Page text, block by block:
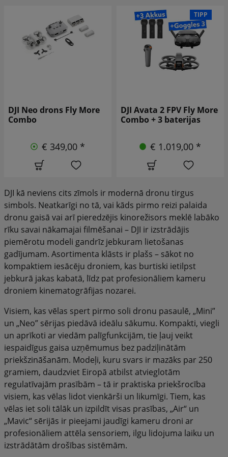
DJI Avata 2 FPV Fly More
Combo + 3 baterijas
€ 1.019,00 *
DJI Neo 2 drons
DJI kā neviens cits zīmols ir modernā dronu tirgus
simbols. Neatkarīgi no tā, vai kāds pirmo reizi palaida
dronu gaisā vai arī pieredzējis kinorežisors meklē labāko
rīku savai nākamajai filmēšanai – DJI ir izstrādājis
piemērotu modeli gandrīz jebkuram lietošanas
gadījumam. Asortimenta klāsts ir plašs – sākot no
kompaktiem iesācēju droniem, kas burtiski ietilpst
jebkurā jakas kabatā, līdz pat profesionāliem kameru
droniem kinematogrāfijas nozarei.
Visiem, kas vēlas spert pirmo soli dronu pasaulē, „Mini”
un „Neo” sērijas piedāvā ideālu sākumu. Kompakti, viegli
un aprīkoti ar viedām palīgfunkcijām, tie ļauj veikt
iespaidīgus gaisa uzņēmumus bez padziļinātām
priekšzināšanām. Modeļi, kuru svars ir mazāks par 250
gramiem, daudzviet Eiropā atbilst atvieglotām
regulatīvajām prasībām – tā ir praktiska priekšrocība
visiem, kas vēlas lidot vienkārši un likumīgi. Tiem, kas
vēlas iet soli tālāk un izpildīt visas prasības, „Air“ un
„Mavic“ sērijās ir pieejami jaudīgi kameru droni ar
profesionāliem attēla sensoriem, ilgu lidojuma laiku un
izstrādātām drošības sistēmām.